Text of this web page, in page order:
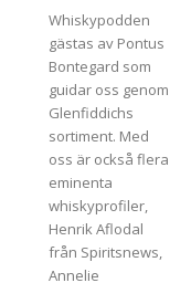
Whiskypodden
gästas av Pontus
Bontegard som
guidar oss genom
Glenfiddichs
sortiment. Med
oss är också flera
eminenta
whiskyprofiler,
Henrik Aflodal
från Spiritsnews,
Annelie